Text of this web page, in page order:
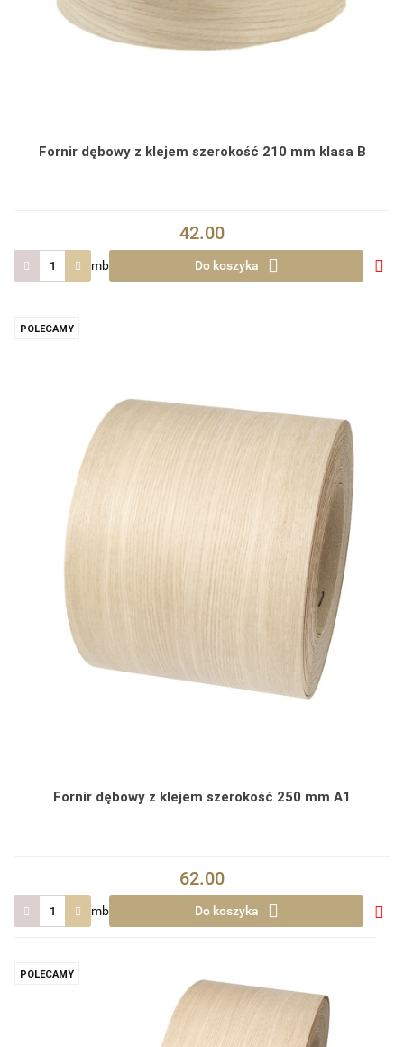
Fornir dębowy z klejem szerokość 210 mm klasa B
42.00
mb Do koszyka
POLECAMY
Fornir dębowy z klejem szerokość 250 mm A1
62.00
mb Do koszyka
POLECAMY